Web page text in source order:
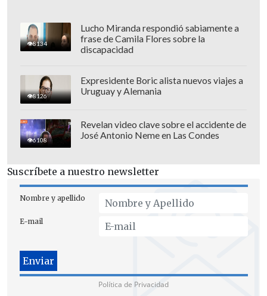
8134
Lucho Miranda respondió sabiamente a
frase de Camila Flores sobre la
discapacidad
8126
Expresidente Boric alista nuevos viajes a
Uruguay y Alemania
6108
Revelan video clave sobre el accidente de
José Antonio Neme en Las Condes
Suscríbete a nuestro newsletter
Nombre y apellido
E-mail
Política de Privacidad